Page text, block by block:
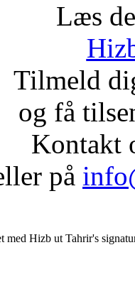
Læs
Tilmeld
og få
Kontakt
på
Hizb ut Tahrir's